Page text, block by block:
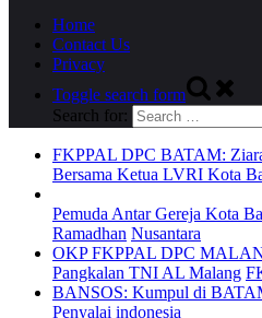
Home
Contact Us
Privacy
Toggle search form
Search for:
FKPPAL DPC BATAM:
Bersama Ketua LVRI Kota
Pemuda Antar Gereja Kota
Ramadhan Nusantara
OKP FKPPAL DPC
Pangkalan TNI AL Malang
BANSOS: Kumpul di
Penyalai indonesia